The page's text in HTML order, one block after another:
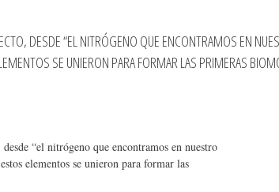
DESDE “EL NITRÓGENO QUE ENCONTRAMOS EN
SE UNIERON PARA FORMAR LAS PRIMERAS
“el nitrógeno que encontramos en nuestro
elementos se unieron para formar las